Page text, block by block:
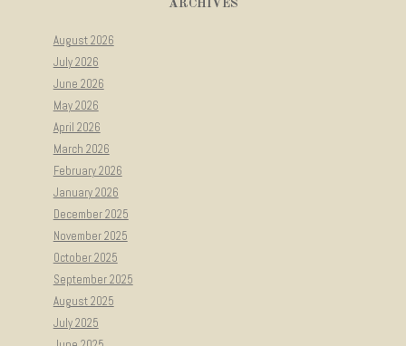
ARCHIVES
August 2026
July 2026
June 2026
May 2026
April 2026
March 2026
February 2026
January 2026
December 2025
November 2025
October 2025
September 2025
August 2025
July 2025